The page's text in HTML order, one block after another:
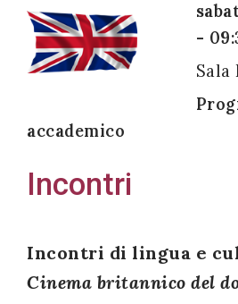
-
accademico
Incontri
Incontri di lingua e
Cinema britannico del
newsletter:
Acconsento
miei dati
personali in